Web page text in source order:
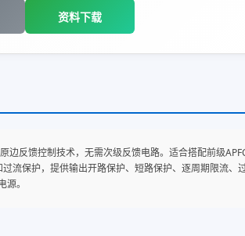
资料下载
边反馈控制技术，无需次级反馈电路。适合搭配前级
流保护，提供输出开路保护、短路保护、逐周期限流、
。